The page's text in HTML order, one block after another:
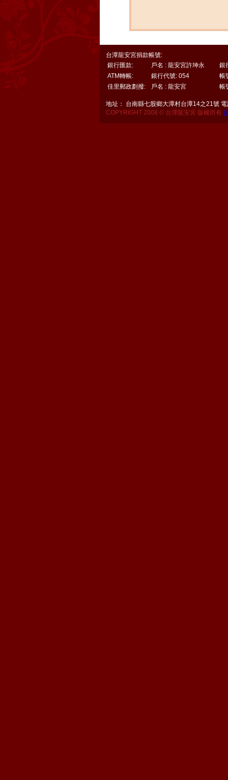
台潭龍安宮捐款帳號:
銀行匯款:
戶名 : 龍安宮許坤永
銀
ATM轉帳:
銀行代號: 054
帳
佳里郵政劃撥:
戶名 : 龍安宮 帳
地址： 台南縣七股鄉大潭村台潭14之21號
COPYRIGHT 2008 © 台潭龍安宮 版權所有